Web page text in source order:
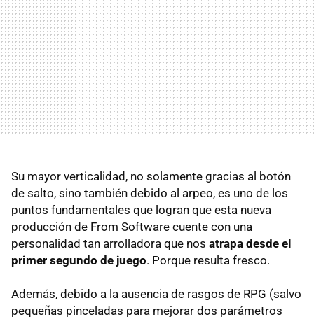
Su mayor verticalidad, no solamente gracias al botón
de salto, sino también debido al arpeo, es uno de los
puntos fundamentales que logran que esta nueva
producción de From Software cuente con una
personalidad tan arrolladora que nos atrapa desde el
primer segundo de juego. Porque resulta fresco.
Además, debido a la ausencia de rasgos de RPG (salvo
pequeñas pinceladas para mejorar dos parámetros